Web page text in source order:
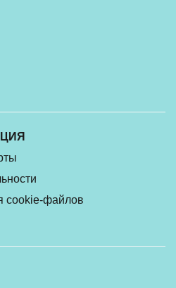
cookie-файлов